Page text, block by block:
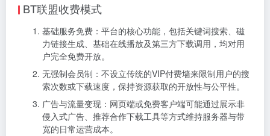
BT联盟收费模式
基础服务免费：平台的核心功能，包括关键词搜索、磁
力链接生成、基础在线播放及第三方下载调用，均对用
户完全免费开放。
无强制会员制：不设立传统的VIP付费墙来限制用户的搜
索次数或下载速度，保持资源获取的开放性与公平性。
广告与流量变现：网页端或免费客户端可能通过展示非
侵入式广告、推荐合作下载工具等方式维持服务器与带
宽的日常运营成本。